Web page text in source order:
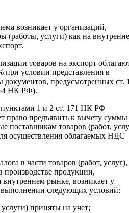
возникает у организаций,
(работы, услуги) как на
товаров на экспорт
при условии представления в
документов, предусмотренных ст.
НК РФ).
пунктами 1 и 2 ст. 171 НК РФ
право предъявить к вычету суммы
поставщикам товаров (работ,
осуществления облагаемых НДС
в части товаров (работ, услуг),
производстве продукции,
внутреннем рынке, возникает у
следующих условий:
приняты на учет;